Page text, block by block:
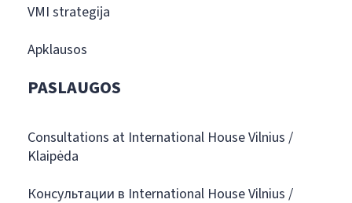
VMI strategija
Apklausos
PASLAUGOS
Consultations at International House Vilnius /
Klaipėda
Консультации в International House Vilnius /